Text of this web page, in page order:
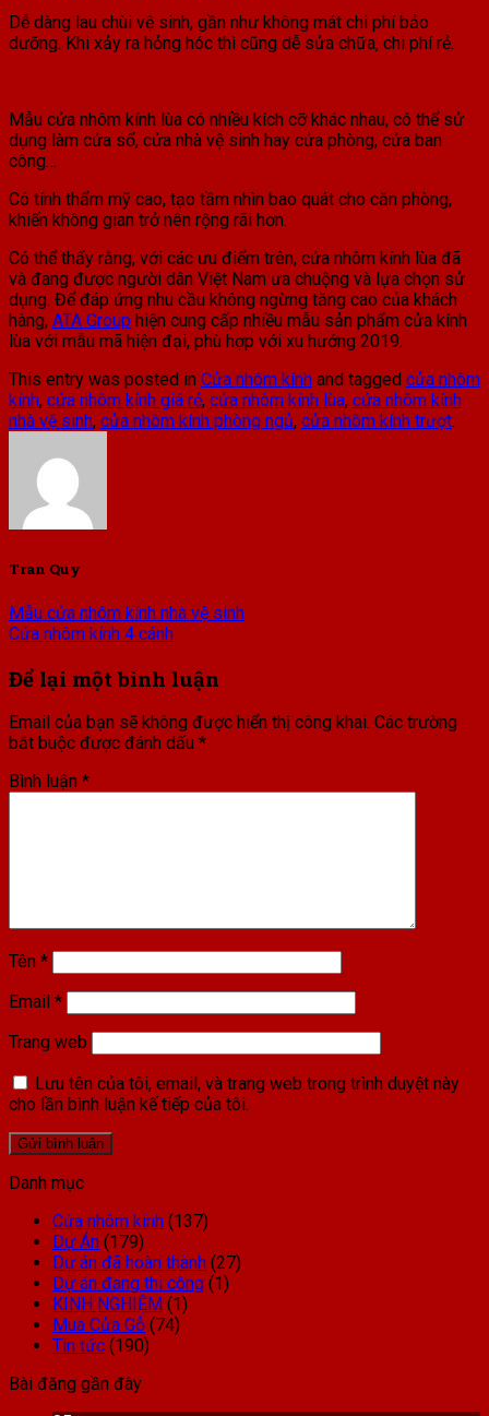
Dễ dàng lau chùi vệ sinh, gần như không mát chi phí bảo
dưỡng. Khi xảy ra hỏng hóc thì cũng dễ sửa chữa, chi phí rẻ.
Mẫu cửa nhôm kính lùa có nhiều kích cỡ khác nhau, có thể sử
dụng làm cửa sổ, cửa nhà vệ sinh hay cửa phòng, cửa ban
công…
Có tính thẩm mỹ cao, tạo tầm nhìn bao quát cho căn phòng,
khiến không gian trở nên rộng rãi hơn.
Có thể thấy rằng, với các ưu điểm trên, cửa nhôm kính lùa đã
và đang được người dân Việt Nam ưa chuộng và lựa chọn sử
dụng. Để đáp ứng nhu cầu không ngừng tăng cao của khách
hàng, ATA Group hiện cung cấp nhiều mẫu sản phẩm cửa kính
lùa với mẫu mã hiện đại, phù hợp với xu hướng 2019.
This entry was posted in Cửa nhôm kính and tagged cửa nhôm
kính, cửa nhôm kính giá rẻ, cửa nhôm kính lùa, cửa nhôm kính
nhà vệ sinh, cửa nhôm kính phòng ngủ, cửa nhôm kính trượt.
Tran Quy
Mẫu cửa nhôm kính nhà vệ sinh
Cửa nhôm kính 4 cánh
Để lại một bình luận
Email của bạn sẽ không được hiển thị công khai. Các trường
bắt buộc được đánh dấu *
Bình luận *
Tên *
Email *
Trang web
Lưu tên của tôi, email, và trang web trong trình duyệt này
cho lần bình luận kế tiếp của tôi.
Danh mục
Cửa nhôm kính (137)
Dự Án (179)
Dự án đã hoàn thành (27)
Dự án đang thi công (1)
KINH NGHIỆM (1)
Mua Cửa Gỗ (74)
Tin tức (190)
Bài đăng gần đây